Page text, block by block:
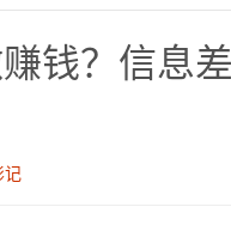
钱？信息
记